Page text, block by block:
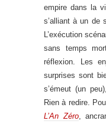
empire dans la
s’alliant à un de
L’exécution
sans temps
réflexion. Les
surprises sont
s’émeut (un
Rien à redire.
L’An Zéro,